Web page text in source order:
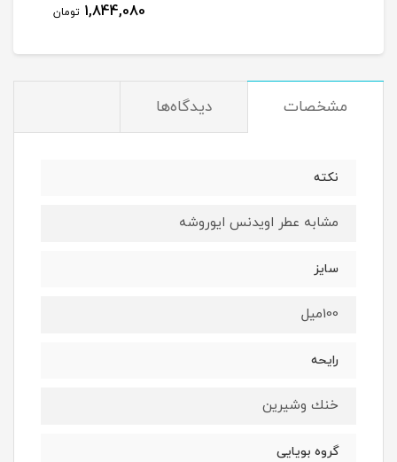
1,844,080 تومان
مشخصات دیدگاه‌ها
نكته
مشابه عطر اويدنس ايوروشه
سايز
100ميل
رايحه
خنك وشيرين
گروه بويايى